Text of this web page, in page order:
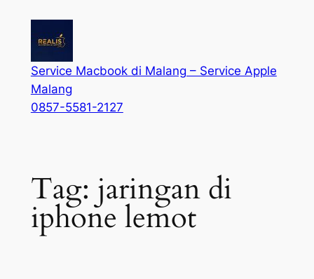
Service Macbook di Malang – Service Apple
Malang
0857-5581-2127
Tag: jaringan di
iphone lemot